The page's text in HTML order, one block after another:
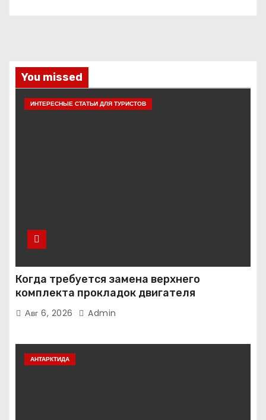
You missed
ИНТЕРЕСНЫЕ СТАТЬИ ДЛЯ ТУРИСТОВ
Когда требуется замена верхнего
комплекта прокладок двигателя
Авг 6, 2026 Admin
АНТАРКТИДА